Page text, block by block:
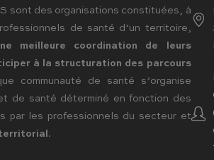
sont des organisations constituées, à
de santé d’un territoire,
meilleure coordination de leurs
à la structuration des parcours
communauté de santé s’organise
de santé déterminé en fonction des
par les professionnels du secteur et
.